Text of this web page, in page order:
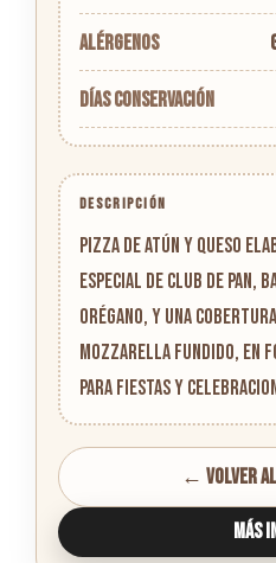
Alérgenos
Días conservación
DESCRIPCIÓN
Pizza de Atún y Queso
especial de Club de Pan,
orégano, y una
mozzarella fundido, en
para fiestas y
← Volver
Más